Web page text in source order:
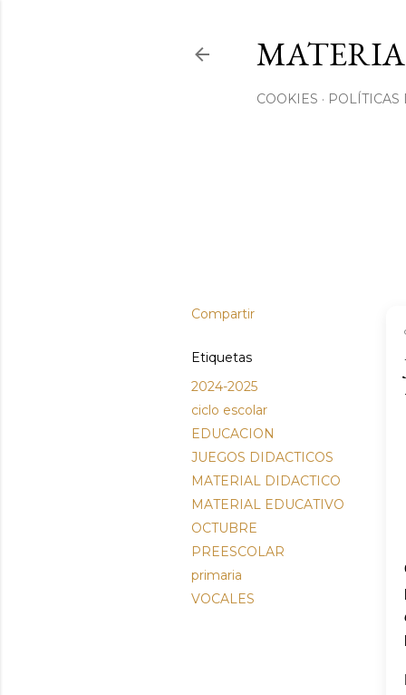
COOKIES
Compartir
Etiquetas
2024-2025
ciclo escolar
EDUCACION
JUEGOS DIDACTICOS
MATERIAL DIDACTICO
MATERIAL EDUCATIVO
OCTUBRE
PREESCOLAR
primaria
VOCALES